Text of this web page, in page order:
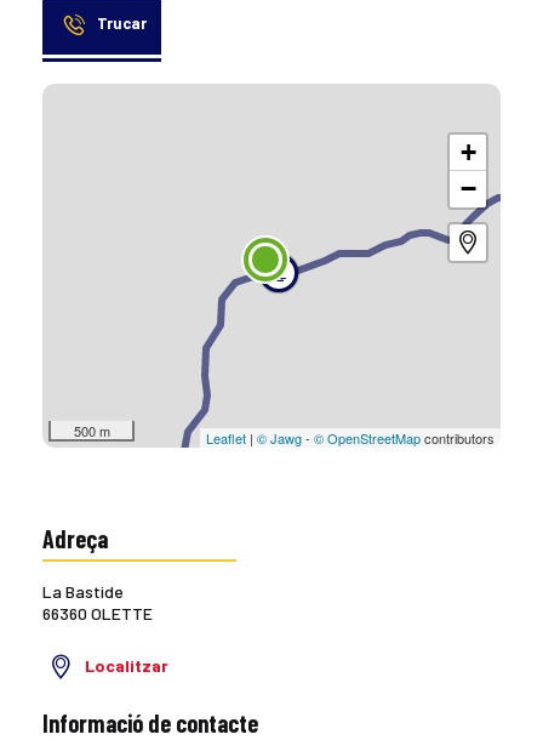
Trucar
+
−
500 m Leaflet | © Jawg- © OpenStreetMapcontributors
Adreça
La Bastide
66360 OLETTE
Localitzar
Informació de contacte